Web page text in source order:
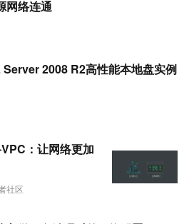
网络连通
2008 R2高性能本地盘实例
社区
：让网络更加